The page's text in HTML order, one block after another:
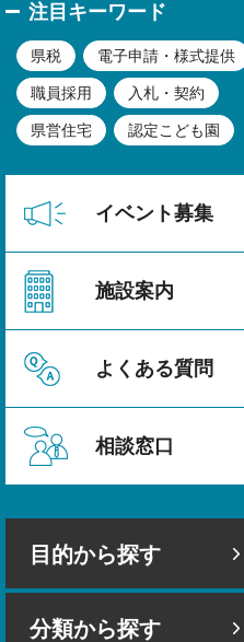
注目キーワード
県税 電子申請・様式提供
職員採用 入札・契約
県営住宅 認定こども園
イベント募集
施設案内
よくある質問
相談窓口
目的から探す
分類から探す